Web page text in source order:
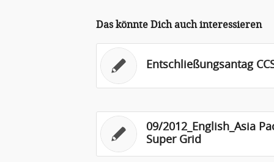
Das könnte Dich auch interessieren
Entschließungsantag
09/2012_English_Asia
Super Grid